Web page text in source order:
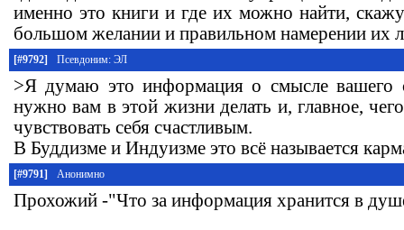
именно это книги и где их можно найти,
большом желании и правильном намерении их
[#9792] Псевдоним: ЭЛ
>Я думаю это информация о смысле вашего
нужно вам в этой жизни делать и, главное,
чувствовать себя счастливым.
В Буддизме и Индуизме это всё называется
[#9791] Анонимно
Прохожий -"Что за информация хранится в